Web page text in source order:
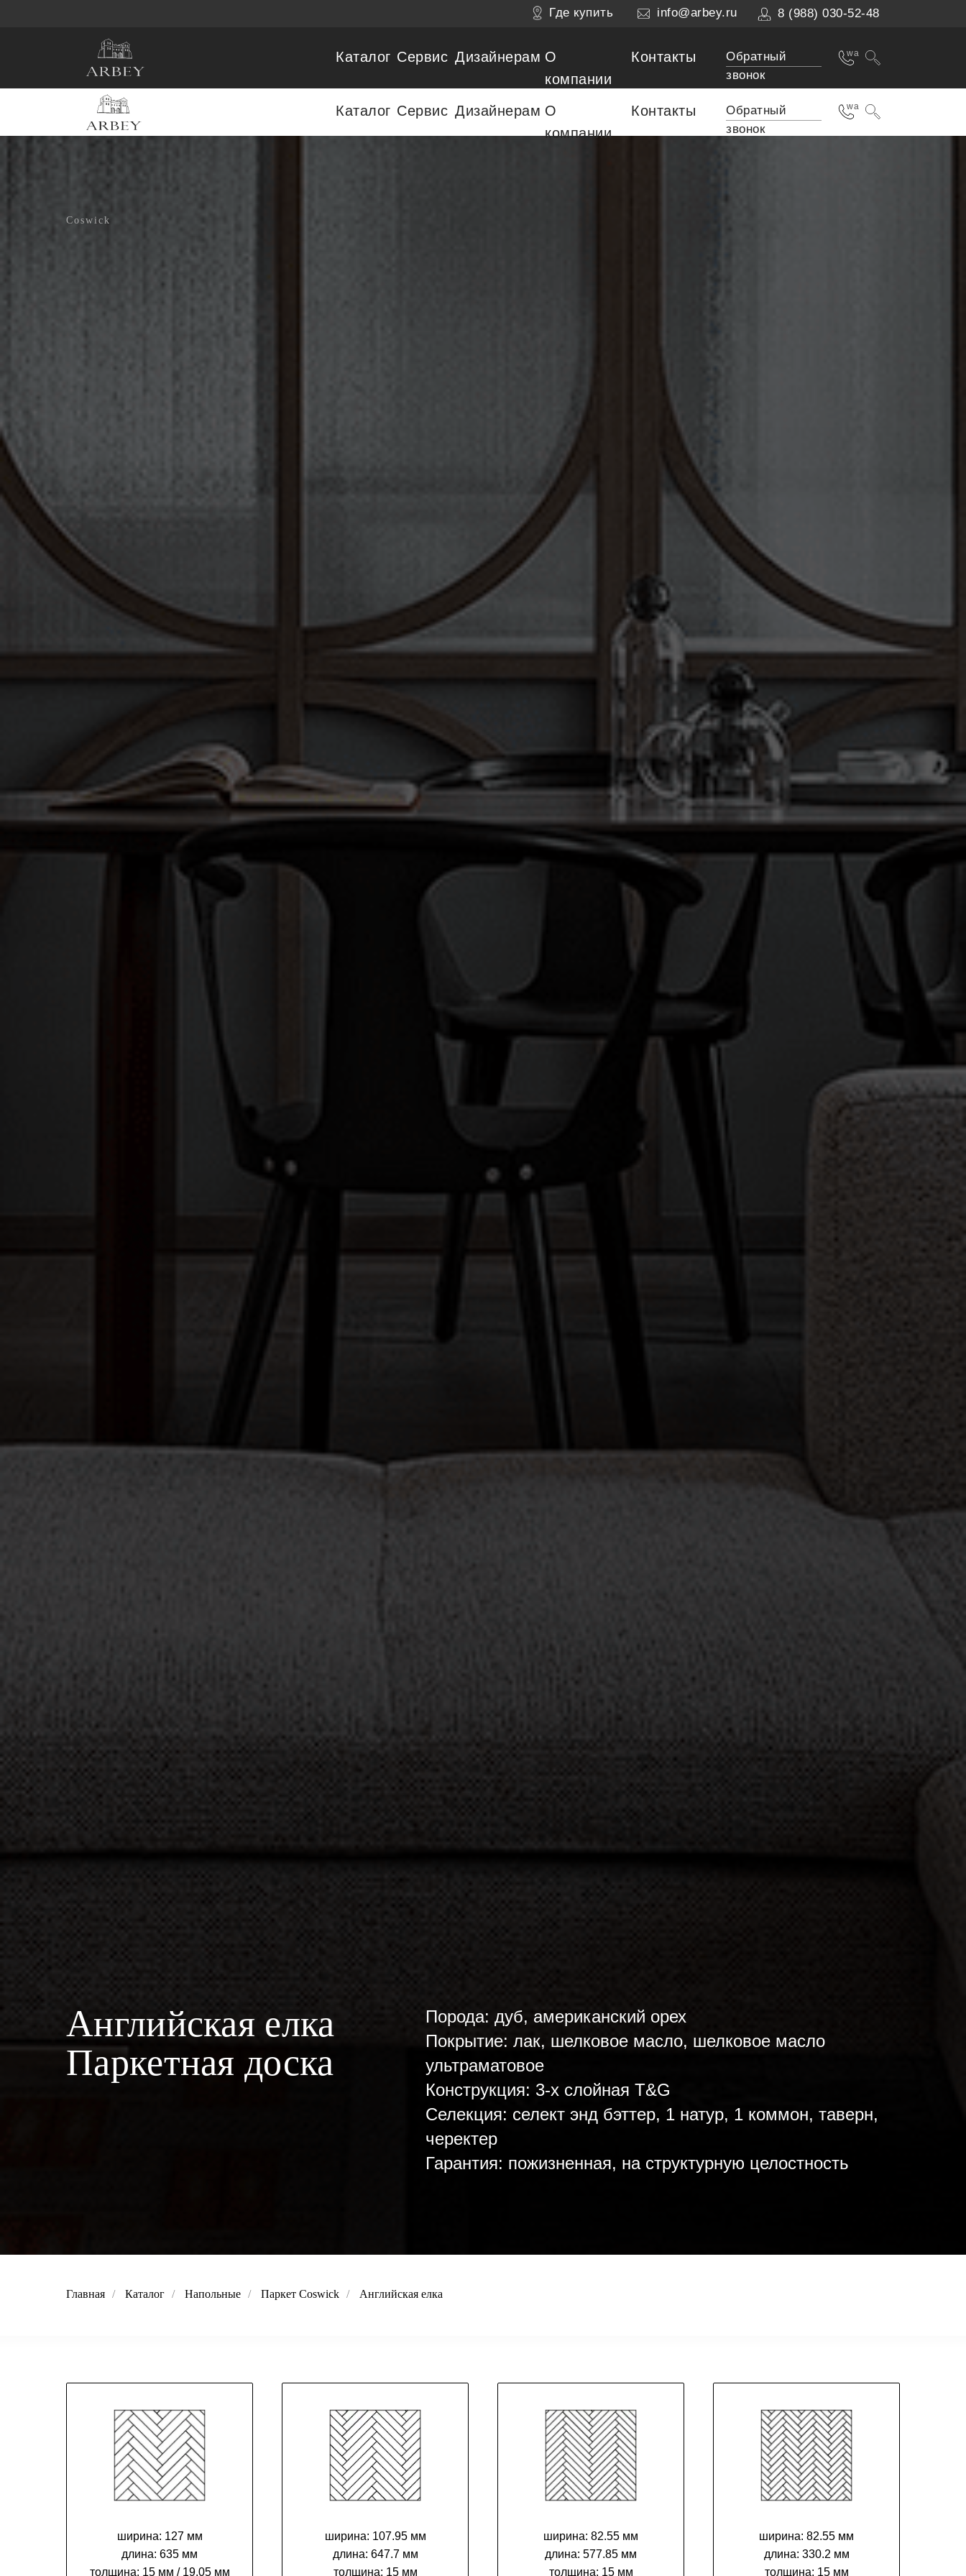
Где купить 8 (988) 030-52-48
info@arbey.ru
Каталог Сервис
О
компании
Дизайнерам Контакты
Обратный
звонок
wa
Каталог Сервис
О
компании
Дизайнерам Контакты
Обратный
звонок
wa
Coswick
Английская елка
Паркетная доска
Порода: дуб, американский орех
Покрытие: лак, шелковое масло, шелковое масло
ультраматовое
Конструкция: 3-х слойная T&G
Селекция: селект энд бэттер, 1 натур, 1 коммон, таверн,
черектер
Гарантия: пожизненная, на структурную целостность
Главная / Каталог / Напольные / Паркет Coswick / Английская елка
ширина: 127 мм
длина: 635 мм
толщина: 15 мм / 19.05 мм
ширина: 107.95 мм
длина: 647.7 мм
толщина: 15 мм
ширина: 82.55 мм
длина: 577.85 мм
толщина: 15 мм
ширина: 82.55 мм
длина: 330.2 мм
толщина: 15 мм